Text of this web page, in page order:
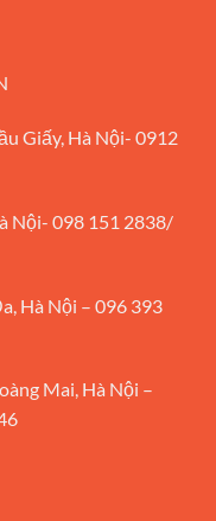
Giấy, Hà Nội- 0912
Nội- 098 151 2838/
Hà Nội – 096 393
Mai, Hà Nội –